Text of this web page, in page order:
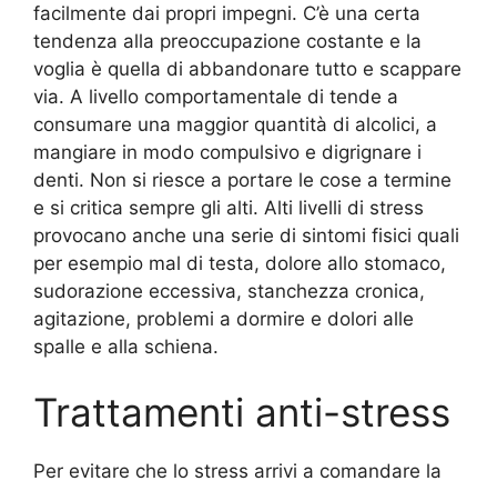
facilmente dai propri impegni. C’è una certa
tendenza alla preoccupazione costante e la
voglia è quella di abbandonare tutto e scappare
via. A livello comportamentale di tende a
consumare una maggior quantità di alcolici, a
mangiare in modo compulsivo e digrignare i
denti. Non si riesce a portare le cose a termine
e si critica sempre gli alti. Alti livelli di stress
provocano anche una serie di sintomi fisici quali
per esempio mal di testa, dolore allo stomaco,
sudorazione eccessiva, stanchezza cronica,
agitazione, problemi a dormire e dolori alle
spalle e alla schiena.
Trattamenti anti-stress
Per evitare che lo stress arrivi a comandare la